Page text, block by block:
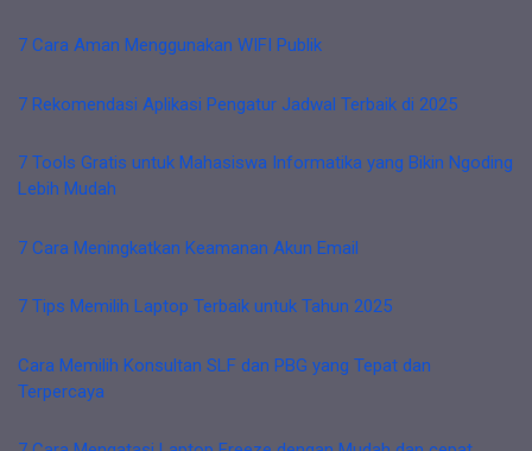
7 Cara Aman Menggunakan WIFI Publik
7 Rekomendasi Aplikasi Pengatur Jadwal Terbaik di 2025
7 Tools Gratis untuk Mahasiswa Informatika yang Bikin Ngoding
Lebih Mudah
7 Cara Meningkatkan Keamanan Akun Email
7 Tips Memilih Laptop Terbaik untuk Tahun 2025
Cara Memilih Konsultan SLF dan PBG yang Tepat dan
Terpercaya